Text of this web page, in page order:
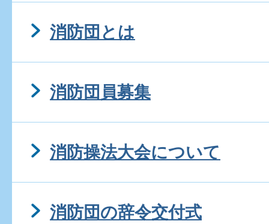
消防団とは
消防団員募集
消防操法大会について
消防団の辞令交付式